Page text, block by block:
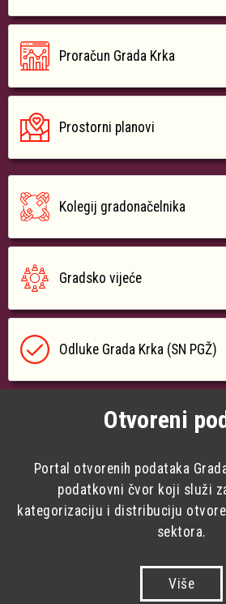
Proračun Grada Krka
Prostorni planovi
Kolegij gradonačelnika
Gradsko vijeće
Odluke Grada Krka (SN PGŽ)
Otvoreni
Portal otvorenih podataka
podatkovni čvor koji služi
kategorizaciju i distribuciju
sektora.
Više